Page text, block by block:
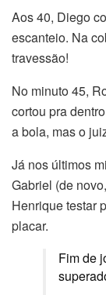
Aos 40, Diego
escanteio. Na
travessão!
No minuto 45,
cortou pra
a bola, mas o
Já nos últimos
Gabriel (de
Henrique testar
placar.
Fim de